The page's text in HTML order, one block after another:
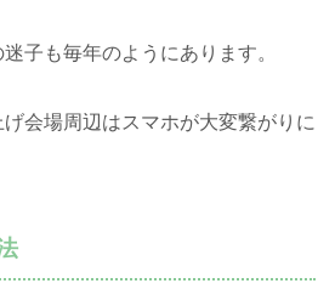
子も毎年のようにあります。
会場周辺はスマホが大変繋がりに